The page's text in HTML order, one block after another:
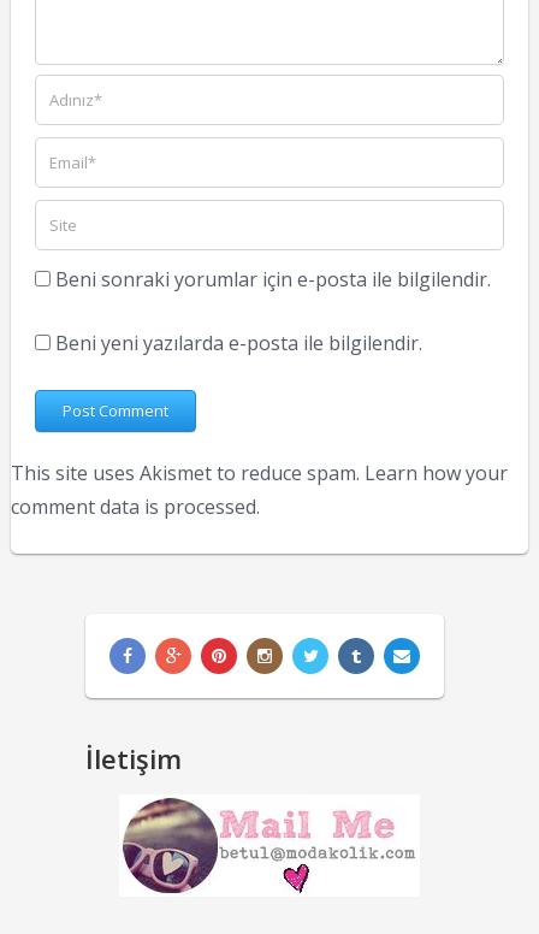
Beni sonraki yorumlar için e-posta ile bilgilendir.
Beni yeni yazılarda e-posta ile bilgilendir.
This site uses Akismet to reduce spam. Learn how your
comment data is processed.
İletişim